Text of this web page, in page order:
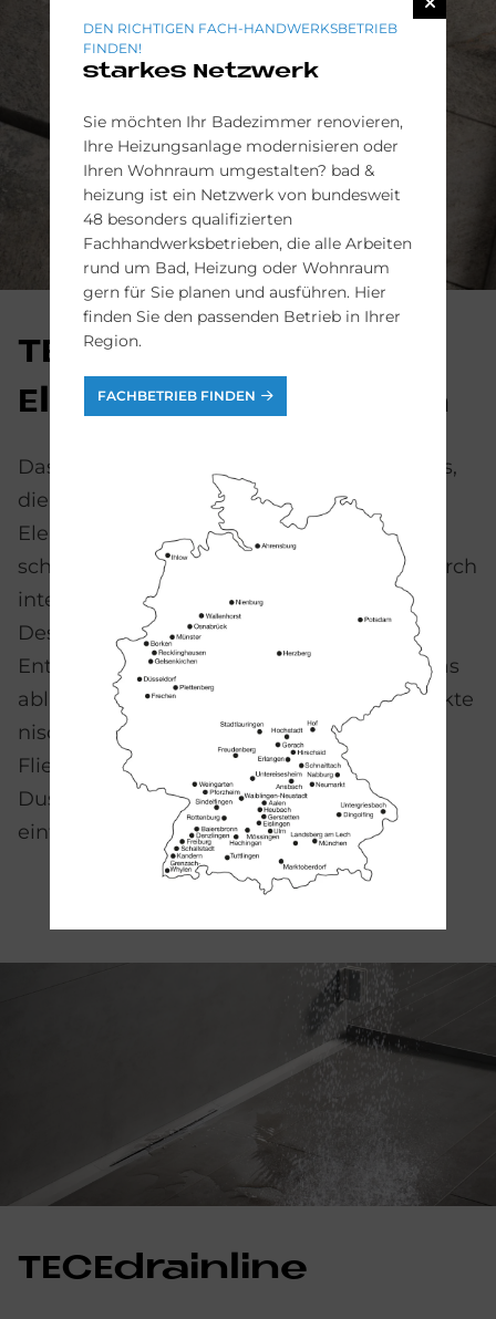
TE­CEdrain­pro­file:
Ele­gan­te Re­duk­ti­on
Das Edelstahlprofil strahlt pure Eleganz aus,
die Entwässerung auf die wesentlichen
Elemente reduziert. Ermöglicht wird diese
schlichte Zurückhaltung im Duschplatz durch
intelligente Details und ein ausgefeiltes
Design: Ein inneres Gefälle stellt optimale
Entwässerungsbedingungen sicher und das
ablängbare Material ermöglicht eine perfekte
nischenbündige Integration ohne seitliche
Fliesenstücke über die gesamte Breite des
Duschplatzes. TECEdrainprofile ist ebenso
einfach wie genial.
TE­CEdrain­li­ne
DEN RICHTIGEN FACH-HANDWERKSBETRIEB
FINDEN!
starkes Netzwerk
Sie möchten Ihr Badezimmer renovieren,
Ihre Heizungsanlage modernisieren oder
Ihren Wohnraum umgestalten? bad &
heizung ist ein Netzwerk von bundesweit
48 besonders qualifizierten
Fachhandwerksbetrieben, die alle Arbeiten
rund um Bad, Heizung oder Wohnraum
gern für Sie planen und ausführen. Hier
finden Sie den passenden Betrieb in Ihrer
Region.
FACHBETRIEB FINDEN